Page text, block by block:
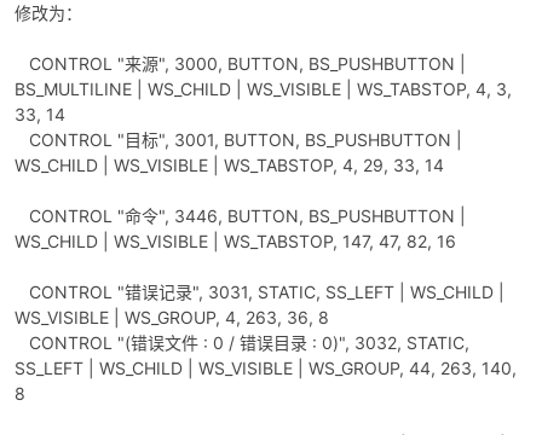
修改为：
CONTROL "来源", 3000, BUTTON, BS_PUSHBUTTON |
BS_MULTILINE | WS_CHILD | WS_VISIBLE | WS_TABSTOP, 4, 3,
33, 14
CONTROL "目标", 3001, BUTTON, BS_PUSHBUTTON |
WS_CHILD | WS_VISIBLE | WS_TABSTOP, 4, 29, 33, 14
CONTROL "命令", 3446, BUTTON, BS_PUSHBUTTON |
WS_CHILD | WS_VISIBLE | WS_TABSTOP, 147, 47, 82, 16
CONTROL "错误记录", 3031, STATIC, SS_LEFT | WS_CHILD |
WS_VISIBLE | WS_GROUP, 4, 263, 36, 8
CONTROL "(错误文件 : 0 / 错误目录 : 0)", 3032, STATIC,
SS_LEFT | WS_CHILD | WS_VISIBLE | WS_GROUP, 44, 263, 140,
8